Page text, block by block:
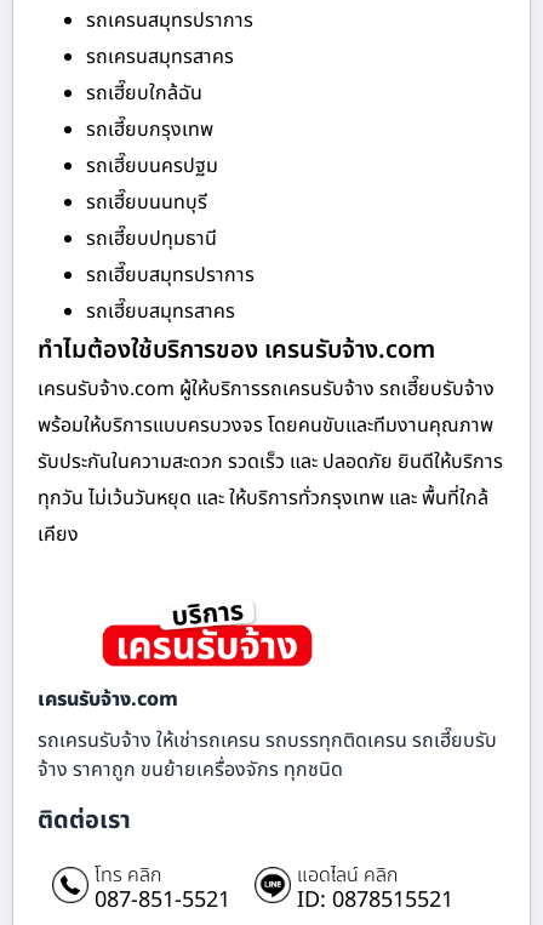
รถเครนสมุทรปราการ
รถเครนสมุทรสาคร
รถเฮี๊ยบใกล้ฉัน
รถเฮี๊ยบกรุงเทพ
รถเฮี๊ยบนครปฐม
รถเฮี๊ยบนนทบุรี
รถเฮี๊ยบปทุมธานี
รถเฮี๊ยบสมุทรปราการ
รถเฮี๊ยบสมุทรสาคร
ทำไมต้องใช้บริการของ เครนรับจ้าง.com
เครนรับจ้าง.com ผู้ให้บริการรถเครนรับจ้าง รถเฮี๊ยบรับจ้าง
พร้อมให้บริการแบบครบวงจร โดยคนขับและทีมงานคุณภาพ
รับประกันในความสะดวก รวดเร็ว และ ปลอดภัย ยินดีให้บริการ
ทุกวัน ไม่เว้นวันหยุด และ ให้บริการทั่วกรุงเทพ และ พื้นที่ใกล้
เคียง
เครนรับจ้าง.com
รถเครนรับจ้าง ให้เช่ารถเครน รถบรรทุกติดเครน รถเฮี๊ยบรับ
จ้าง ราคาถูก ขนย้ายเครื่องจักร ทุกชนิด
ติดต่อเรา
โทร คลิก
087-851-5521
แอดไลน์ คลิก
ID: 0878515521